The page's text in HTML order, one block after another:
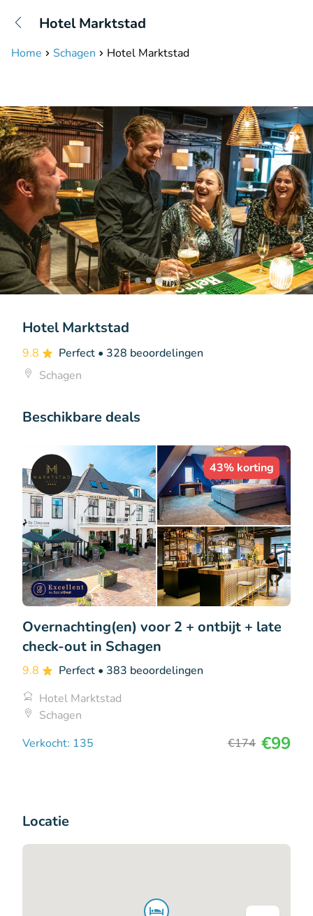
Hotel Marktstad
Home Schagen Hotel Marktstad
Hotel Marktstad
9.8 Perfect • 328 beoordelingen
Schagen
Beschikbare deals
43% korting
Overnachting(en) voor 2 + ontbijt + late
check-out in Schagen
9.8 Perfect • 383 beoordelingen
Hotel Marktstad
Schagen
Verkocht: 135
€174 €99
Locatie